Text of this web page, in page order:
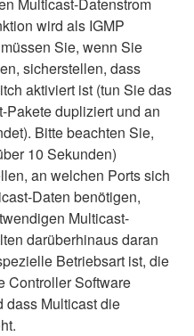
wird als IGMP
Sie, wenn Sie
sicherstellen, dass
aktiviert ist (tun Sie das
Pakete dupliziert und an
Bitte beachten Sie,
10 Sekunden)
an welchen Ports sich
Daten benötigen,
Multicast-
darüberhinaus daran
Betriebsart ist, die
Controller Software
dass Multicast die